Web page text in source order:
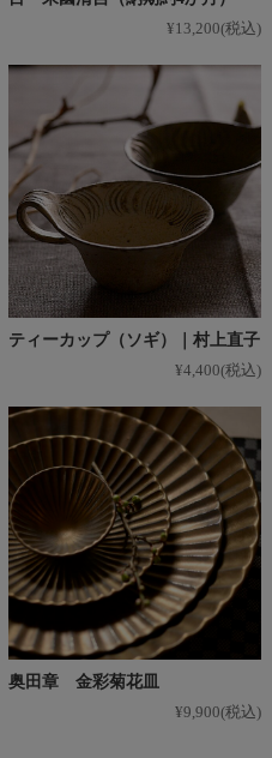
¥13,200(税込)
ティーカップ（ソギ）｜村上直子
¥4,400(税込)
奥田章 金彩菊花皿
¥9,900(税込)